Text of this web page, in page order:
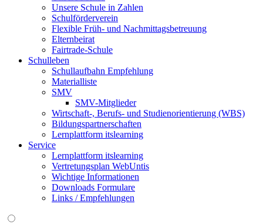
Unsere Schule in Zahlen
Schulförderverein
Flexible Früh- und Nachmittagsbetreuung
Elternbeirat
Fairtrade-Schule
Schulleben
Schullaufbahn Empfehlung
Materialliste
SMV
SMV-Mitglieder
Wirtschaft-, Berufs- und Studienorientierung (WBS)
Bildungspartnerschaften
Lernplattform itslearning
Service
Lernplattform itslearning
Vertretungsplan WebUntis
Wichtige Informationen
Downloads Formulare
Links / Empfehlungen